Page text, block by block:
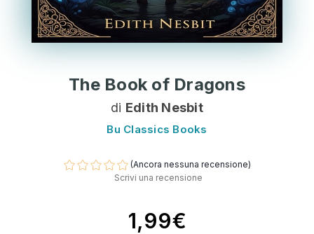
The Book of Dragons
di Edith Nesbit
Bu Classics Books
(Ancora nessuna recensione)
Scrivi una recensione
1,99€